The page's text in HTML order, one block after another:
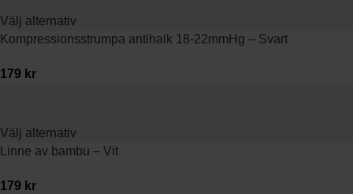
Välj alternativ
Kompressionsstrumpa antihalk 18-22mmHg – Svart
179 kr
Välj alternativ
Linne av bambu – Vit
179 kr